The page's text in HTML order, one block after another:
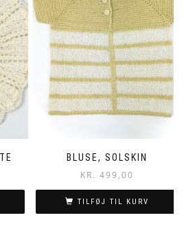
BLUSE, SOLSKIN
KR. 499,00
TILFØJ TIL KURV